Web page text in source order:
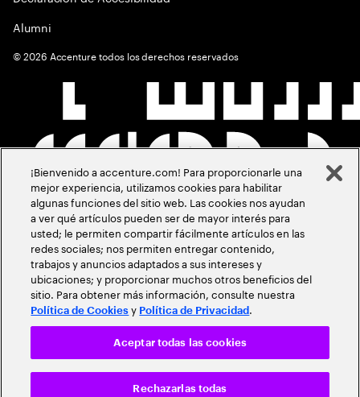
Alumni
©2026 Accenture todos los derechos reservados
¡Bienvenido a accenture.com! Para proporcionarle una
mejor experiencia, utilizamos cookies para habilitar
algunas funciones del sitio web. Las cookies nos ayudan
a ver qué artículos pueden ser de mayor interés para
usted; le permiten compartir fácilmente artículos en las
redes sociales; nos permiten entregar contenido,
trabajos y anuncios adaptados a sus intereses y
ubicaciones; y proporcionar muchos otros beneficios del
sitio. Para obtener más información, consulte nuestra
Política de Cookies y Política de Privacidad .
Rechazarlas todas
Aceptar todas las cookies